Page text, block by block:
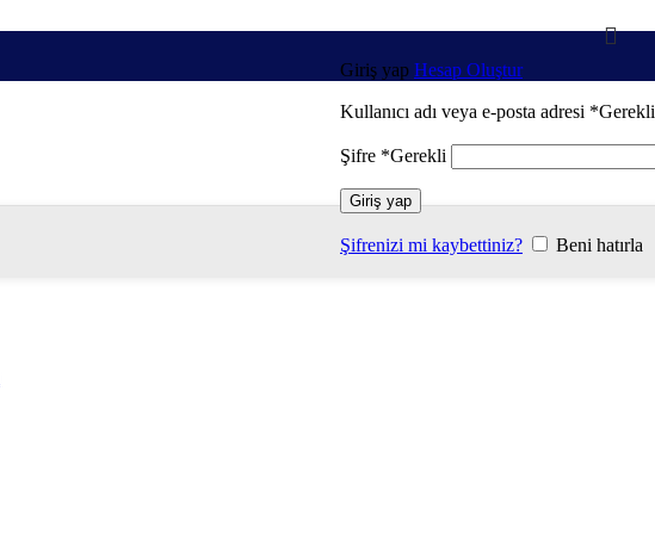
Giriş yap Hesap Oluştur
Kullanıcı adı veya e-posta adresi *Gerekli
Şifre *Gerekli
Giriş yap
Şifrenizi mi kaybettiniz? Beni hatırla